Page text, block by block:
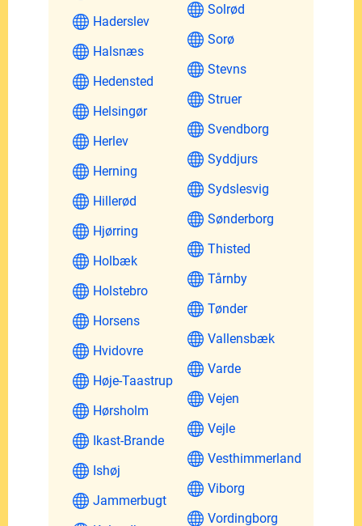
Haderslev
Halsnæs
Hedensted
Helsingør
Herlev
Herning
Hillerød
Hjørring
Holbæk
Holstebro
Horsens
Hvidovre
Høje-Taastrup
Hørsholm
Ikast-Brande
Ishøj
Jammerbugt
Solrød
Sorø
Stevns
Struer
Svendborg
Syddjurs
Sydslesvig
Sønderborg
Thisted
Tårnby
Tønder
Vallensbæk
Varde
Vejen
Vejle
Vesthimmerland
Viborg
Vordingborg